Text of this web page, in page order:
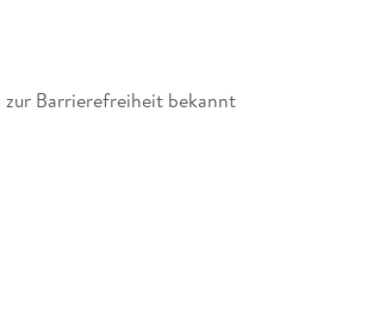
Barrierefreiheit bekannt